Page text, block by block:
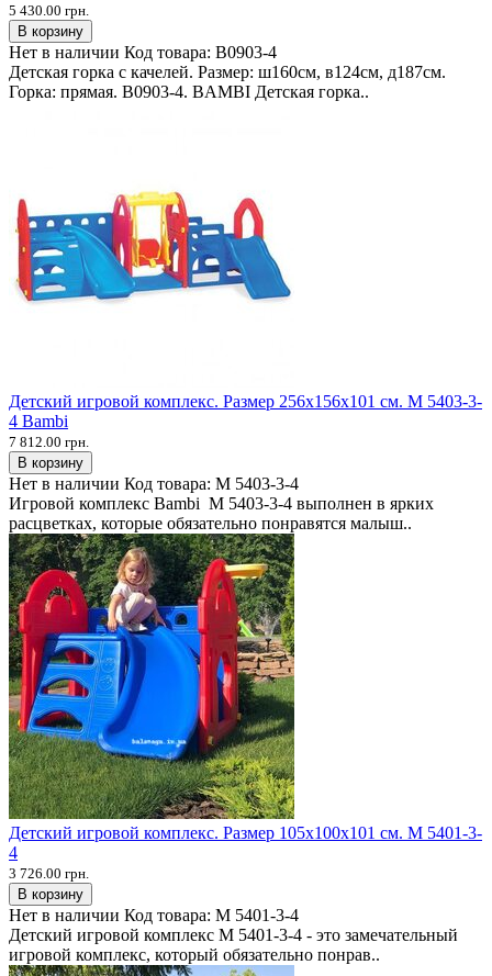
5 430.00 грн.
В корзину
Нет в наличии Код товара: В0903-4
Детская горка с качелей. Размер: ш160см, в124см, д187см.
Горка: прямая. В0903-4. BAMBI Детская горка..
Детский игровой комплекс. Размер 256х156х101 см. M 5403-3-
4 Bambi
7 812.00 грн.
В корзину
Нет в наличии Код товара: M 5403-3-4
Игровой комплекс Bambi M 5403-3-4 выполнен в ярких
расцветках, которые обязательно понравятся малыш..
Детский игровой комплекс. Размер 105х100х101 см. M 5401-3-
4
3 726.00 грн.
В корзину
Нет в наличии Код товара: M 5401-3-4
Детский игровой комплекс M 5401-3-4 - это замечательный
игровой комплекс, который обязательно понрав..